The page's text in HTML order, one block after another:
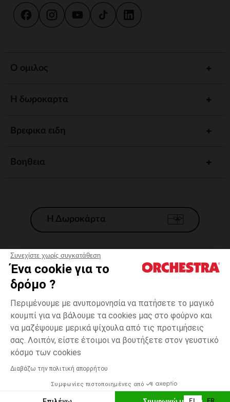
Συνεχίστε χωρίς συγκατάθεση
Ένα cookie για το
δρόμο ?
Περιμένουμε με ανυπομονησία να πατήσετε το μαγικό
κουμπί για να βάλουμε τα cookies μας στο φούρνο και
να μαζέψουμε μερικά ψίχουλα από τις προτιμήσεις
σας. Λοιπόν, είστε έτοιμοι να βουτήξετε στον γευστικό
κόσμο των cookies
Διαβάζω την πολιτική απορρήτου
Συμφωνίες πιστοποιημένες από
Λευκό
3
Δυνατότητα πληρωμής με
ΠΡΟΣΘΉΚΗ ΣΤΟ ΚΑΛΆΘΙ
Ο ομιλος
Η δωροκαρτα
Βρεφικα ειδη
Βοηθεια
Η Δωροκάρτα
Γενικοί 'Οροι Πώλησης
*Εμπορικες προσφορες
Προσωπικά δεδομένα
Διαχείρηση των cookies
Προσβασιμότητα: μη συμμορφούμενη
H Orchestra συμμετέχει στον κωδικά δεοντολογίας και στο σύστημα
μεσολάβησης της Γαλλικής Ομοσπονδίας Ηλεκτρονικού Εμπορίου.